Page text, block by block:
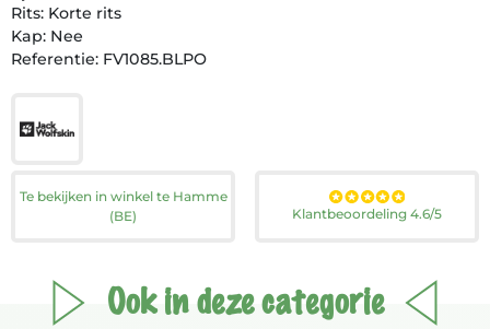
Rits: Korte rits
Kap: Nee
Referentie: FV1085.BLPO
Te bekijken in winkel te Hamme
(BE)
Klantbeoordeling 4.6/5
Ook in deze categorie